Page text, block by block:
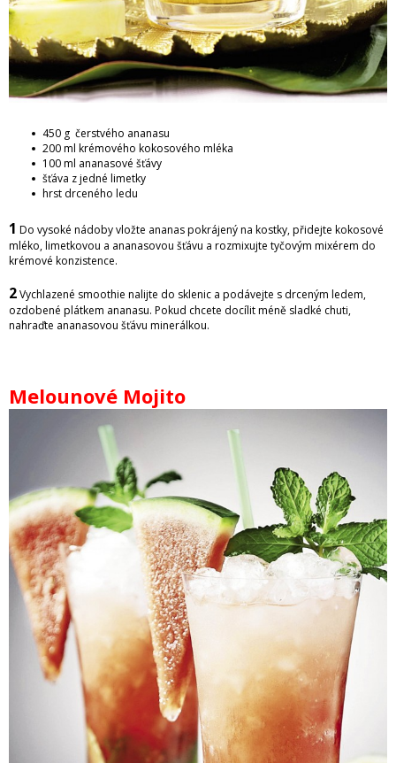
450 g čerstvého ananasu
200 ml krémového kokosového mléka
100 ml ananasové šťávy
šťáva z jedné limetky
hrst drceného ledu
1 Do vysoké nádoby vložte ananas pokrájený na kostky, přidejte kokosové
mléko, limetkovou a ananasovou šťávu a rozmixujte tyčovým mixérem do
krémové konzistence.
2Vychlazené smoothie nalijte do sklenic a podávejte s drceným ledem,
ozdobené plátkem ananasu. Pokud chcete docílit méně sladké chuti,
nahraďte ananasovou šťávu minerálkou.
Melounové Mojito